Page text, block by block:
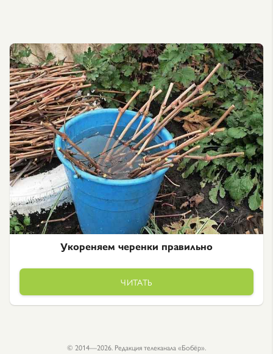
Укореняем черенки правильно
ЧИТАТЬ
© 2014—2026. Редакция телеканала «Бобёр».